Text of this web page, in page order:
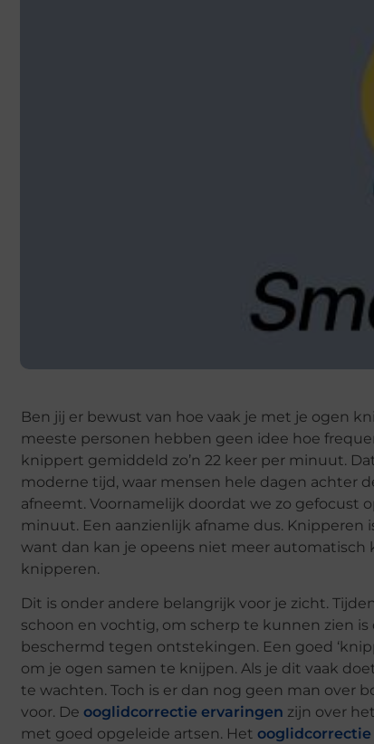
Ben jij er bewust van hoe vaak je met je ogen
meeste personen hebben geen idee hoe
knippert gemiddeld zo’n 22 keer per minuut.
moderne tijd, waar mensen hele dagen achter
afneemt. Voornamelijk doordat we zo gefocust
minuut. Een aanzienlijk afname dus.
want dan kan je opeens niet meer automatisch
knipperen.
Dit is onder andere belangrijk voor je zicht.
schoon en vochtig, om scherp te kunnen zien
beschermd tegen ontstekingen. Een goed
om je ogen samen te knijpen. Als je dit vaak
te wachten. Toch is er dan nog geen man over
voor. De ooglidcorrectie ervaringen zijn over
met goed opgeleide artsen. Het ooglidcorrectie